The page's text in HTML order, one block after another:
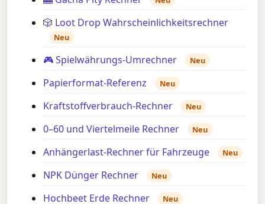
🎲 Loot Drop Wahrscheinlichkeitsrechner
Neu
🎮 Spielwährungs-Umrechner Neu
Papierformat-Referenz Neu
Kraftstoffverbrauch-Rechner Neu
0–60 und Viertelmeile Rechner Neu
Anhängerlast-Rechner für Fahrzeuge Neu
NPK Dünger Rechner Neu
Hochbeet Erde Rechner Neu